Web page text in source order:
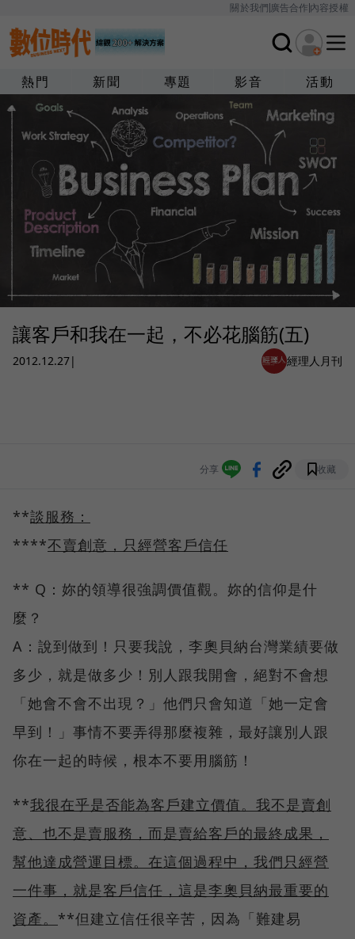
關於我們廣告合作內容授權
熱門 新聞 專題 影音 活動
讓客戶和我在一起，不必花腦筋(五)
2012.12.27| 經理人月刊
分享 收藏
**談服務：
****不賣創意，只經營客戶信任
** Q：妳的領導很強調價值觀。妳的信仰是什
麼？
A：說到做到！只要我說，李奧貝納台灣業績要做
多少，就是做多少！別人跟我開會，絕對不會想
「她會不會不出現？」他們只會知道「她一定會
早到！」事情不要弄得那麼複雜，最好讓別人跟
你在一起的時候，根本不要用腦筋！
**我很在乎是否能為客戶建立價值。我不是賣創
意、也不是賣服務，而是賣給客戶的最終成果，
幫他達成營運目標。在這個過程中，我們只經營
一件事，就是客戶信任，這是李奧貝納最重要的
資產。 **但建立信任很辛苦，因為「難建易